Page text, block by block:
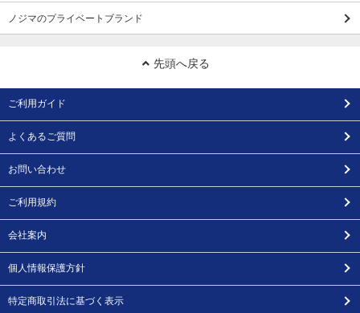
ノジマのプライベートブランド
先頭へ戻る
ご利用ガイド
よくあるご質問
お問い合わせ
ご利用規約
会社案内
個人情報保護方針
特定商取引法に基づく表示